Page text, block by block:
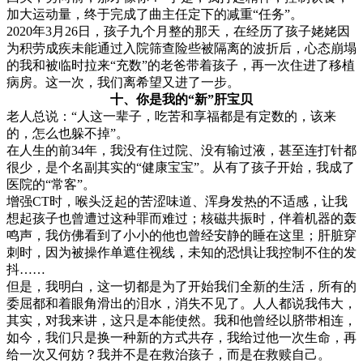
加大运动量，终于完成了曲主任定下的减重“任务”。
2020年3月26日，孩子九个月整的那天，在经历了孩子姥姥因
为积劳成疾未能通过入院筛查险些被隔离的波折后，心态崩塌
的我和被临时拉来“充数”的老爸带着孩子，再一次住进了移植
病房。这一次，我们离希望又进了一步。
十、你是我的“新”肝宝贝
老人总说：“人这一辈子，吃苦和享福都是有定数的，该来
的，怎么也躲不掉”。
在人生的前34年，我没有住过院、没有输过液，甚至连打针都
很少，是个名副其实的“健康宝宝”。从有了孩子开始，我成了
医院的“常客”。
增强CT时，喉头泛起的苦涩味道、浑身发热的不适感，让我
想起孩子也曾遭过这种罪而难过；核磁共振时，伴着机器的轰
鸣声，我仿佛看到了小小的他也曾经安静的睡在这里；肝脏穿
刺时，因为被操作单遮住视线，未知的恐惧让我控制不住的发
抖……
但是，我明白，这一切都是为了开始我们全新的生活，所有的
委屈都和着眼角滑出的泪水，消失不见了。人人都说我伟大，
其实，对我来讲，这只是本能使然。我和他曾经以脐带相连，
如今，我们只是换一种新的方式共存，我给过他一次生命，再
给一次又何妨？我并不是在救治孩子，而是在救赎自己。